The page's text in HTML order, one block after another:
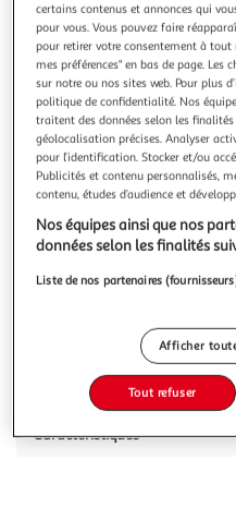
SMARTBOX
Visite guidée pour 2 à la
incontournables de
Aventure
Visite guidée pour 2 à la
de Londres
En savoir +
Vous voulez
Description
Caractéristiques
certains contenus et annonces qui
pour vous. Vous pouvez faire
pour retirer votre consentement à
mes préférences" en bas de page.
sur notre ou nos sites web. Pour plus
politique de confidentialité. Nos
traitent des données selon les
géolocalisation précises. Analyser
pour l’identification. Stocker et/ou
Publicités et contenu personnalisés,
contenu, études d’audience et
Nos équipes ainsi que nos
données selon les finalités
Liste de nos partenaires
Afficher
Tout refuser